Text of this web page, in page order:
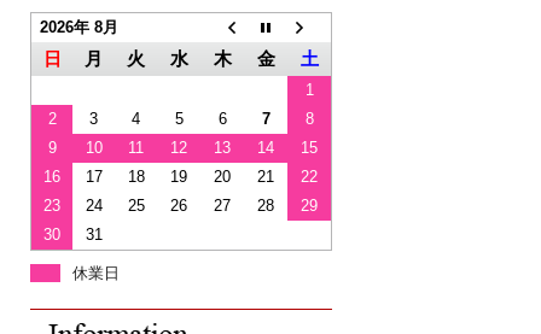
2026年 8月
日 月 火 水 木 金 土
1
2
3 4 5 6 7
8
9
10 11 12 13 14
15
16
17 18 19 20 21
22
23
24 25 26 27 28
29
30
31
休業日